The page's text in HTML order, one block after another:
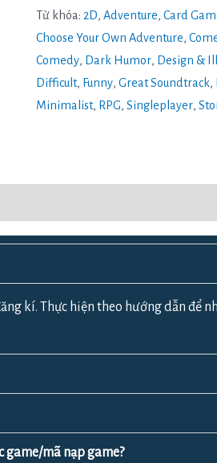
Từ khóa: 2D, Adventure, Card
Choose Your Own Adventure,
Comedy, Dark Humor, Design &
Difficult, Funny, Great Soundtrack,
Minimalist, RPG, Singleplayer,
kí. Thực hiện theo hướng dẫn để
game/mã nạp game?